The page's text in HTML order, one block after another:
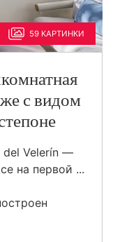
59 КАРТИНКИ
с видом
del Velerín —
на первой ...